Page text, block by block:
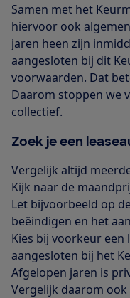
Samen met het
hiervoor ook
jaren heen zijn
aangesloten bij dit
voorwaarden. Dat
Daarom stoppen we
collectief.
Zoek je een
Vergelijk altijd
Kijk naar de
Let bijvoorbeeld op
beëindigen en het
Kies bij voorkeur een
aangesloten bij het
Afgelopen jaren is
Vergelijk daarom